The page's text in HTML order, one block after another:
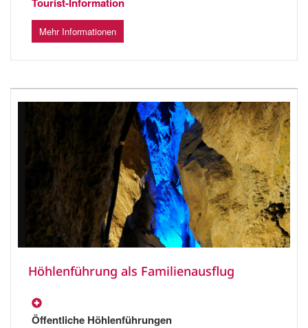
Mehr Informationen
Höhlenführung als Familienausflug
Öffentliche Höhlenführungen